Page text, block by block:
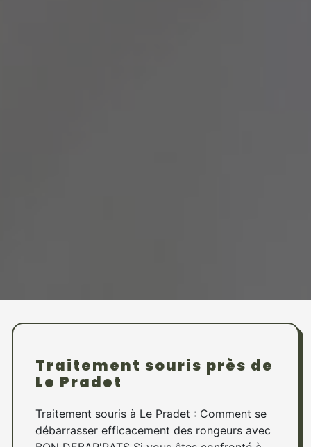
Traitement souris près de
Le Pradet
Traitement souris à Le Pradet : Comment se
débarrasser efficacement des rongeurs avec